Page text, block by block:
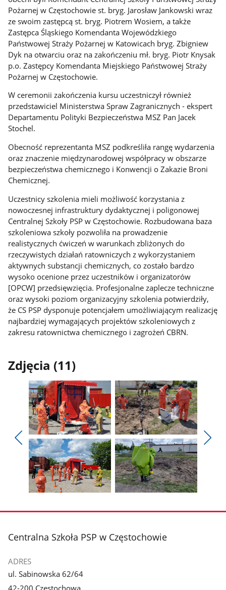
Pożarnej w Częstochowie st. bryg. Jarosław Jankowski wraz
ze swoim zastępcą st. bryg. Piotrem Wosiem, a także
Zastępca Śląskiego Komendanta Wojewódzkiego
Państwowej Straży Pożarnej w Katowicach bryg. Zbigniew
Dyk na otwarciu oraz na zakończeniu mł. bryg. Piotr Knysak
p.o. Zastępcy Komendanta Miejskiego Państwowej Straży
Pożarnej w Częstochowie.
W ceremonii zakończenia kursu uczestniczył również
przedstawiciel Ministerstwa Spraw Zagranicznych - ekspert
Departamentu Polityki Bezpieczeństwa MSZ Pan Jacek
Stochel.
Obecność reprezentanta MSZ podkreśliła rangę wydarzenia
oraz znaczenie międzynarodowej współpracy w obszarze
bezpieczeństwa chemicznego i Konwencji o Zakazie Broni
Chemicznej.
Uczestnicy szkolenia mieli możliwość korzystania z
nowoczesnej infrastruktury dydaktycznej i poligonowej
Centralnej Szkoły PSP w Częstochowie. Rozbudowana baza
szkoleniowa szkoły pozwoliła na prowadzenie
realistycznych ćwiczeń w warunkach zbliżonych do
rzeczywistych działań ratowniczych z wykorzystaniem
aktywnych substancji chemicznych, co zostało bardzo
wysoko ocenione przez uczestników i organizatorów
[OPCW] przedsięwzięcia. Profesjonalne zaplecze techniczne
oraz wysoki poziom organizacyjny szkolenia potwierdziły,
że CS PSP dysponuje potencjałem umożliwiającym realizację
najbardziej wymagających projektów szkoleniowych z
zakresu ratownictwa chemicznego i zagrożeń CBRN.
Zdjęcia (11)
Pokaż
poprzednie
zdjęcia
Pokaż
zdjęcie
1
z
galerii.
Pokaż
zdjęcie
2
z
galerii.
zdjęcie
galerii.
zdjęcie
galerii.
stopka
Centralna Szkoła PSP w Częstochowie
ADRES
ul. Sabinowska 62/64
42-200 Częstochowa